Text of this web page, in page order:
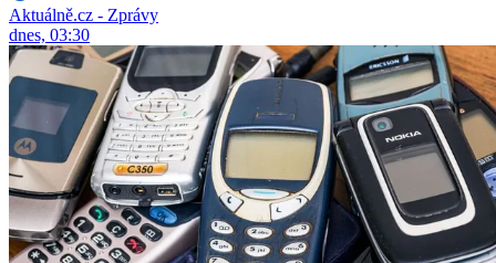
Aktuálně.cz - Zprávy
dnes, 03:30